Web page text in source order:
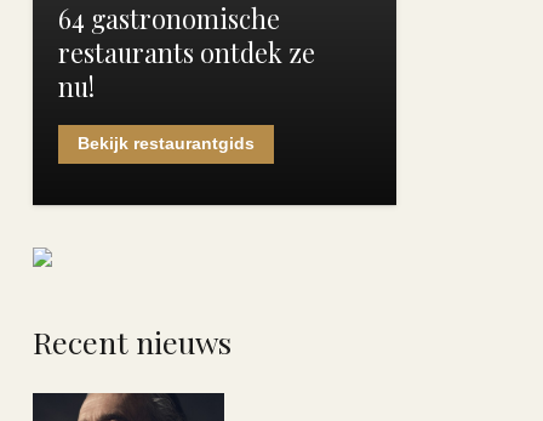
64 gastronomische
restaurants ontdek ze
nu!
Bekijk restaurantgids
Recent nieuws